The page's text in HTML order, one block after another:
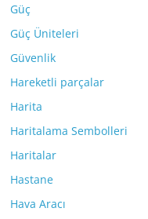
Güç
Güç Üniteleri
Güvenlik
Hareketli parçalar
Harita
Haritalama Sembolleri
Haritalar
Hastane
Hava Aracı